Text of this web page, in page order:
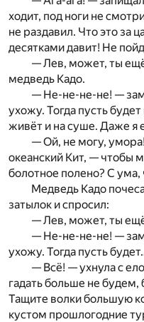
ходит, под ноги не
не раздавил. Что это за
десятками давит! Не
— Лев, может, ты
медведь Кадо.
— Не-не-не-не! —
ухожу. Тогда пусть
живёт и на суше. Даже я
— Ой, не могу,
океанский Кит, — чтобы
болотное полено? С ума,
Медведь Кадо
затылок и спросил:
— Лев, может, ты
— Не-не-не-не! —
ухожу. Тогда пусть
— Всё! — ухнула с
гадать больше не будем,
Тащите волки большую
кустом прошлогодние